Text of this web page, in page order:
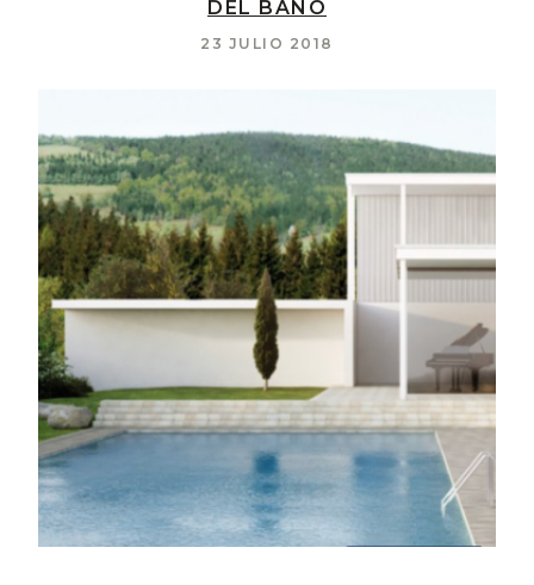
DEL BAÑO
23 JULIO 2018